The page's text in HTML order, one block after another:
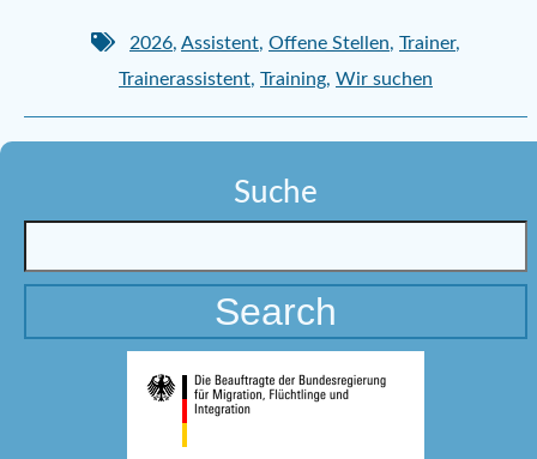
2026, Assistent, Offene Stellen, Trainer,
Trainerassistent, Training, Wir suchen
Suche